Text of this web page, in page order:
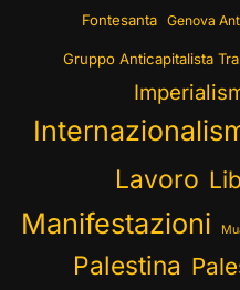
Fontesanta Genova
Gruppo Anticapitalista
Lavoro
Manifestazioni
Palestina